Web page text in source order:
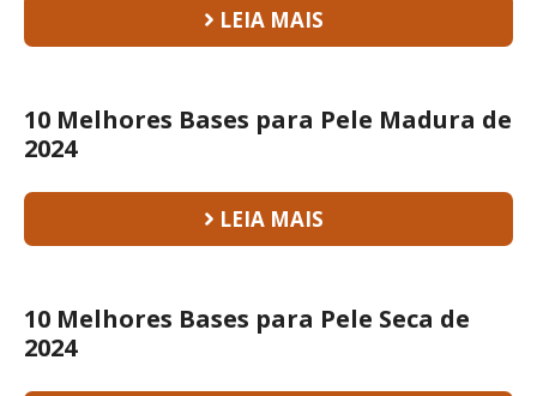
LEIA MAIS
10 Melhores Bases para Pele Madura de
2024
LEIA MAIS
10 Melhores Bases para Pele Seca de
2024